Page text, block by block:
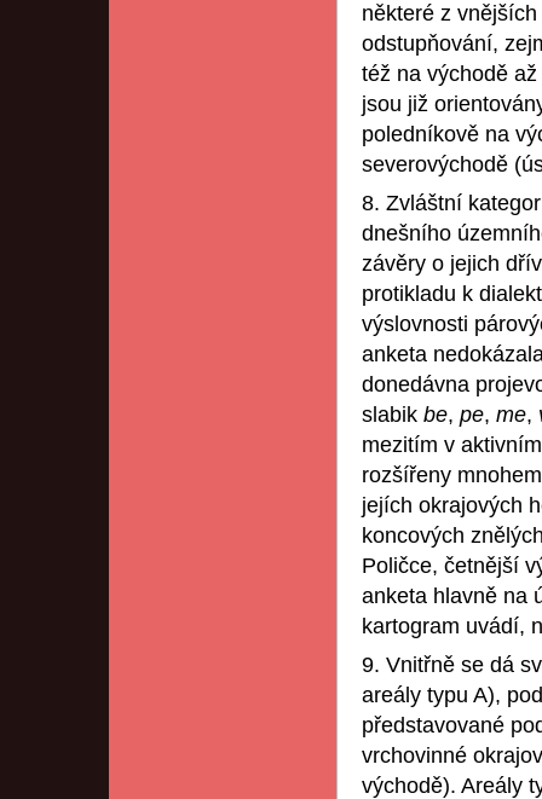
některé z
odstupňování,
též na východě
jsou již
poledníkově na
severovýchodě
8. Zvláštní
dnešního
závěry o jejich
protikladu k
výslovnosti
anketa
donedávna
slabik be, pe, me,
mezitím v
rozšířeny
jejích okrajových
koncových
Poličce, četnější
anketa hlavně na
kartogram uvádí,
9. Vnitřně se dá
areály typu A),
představované
vrchovinné
východě). Areály